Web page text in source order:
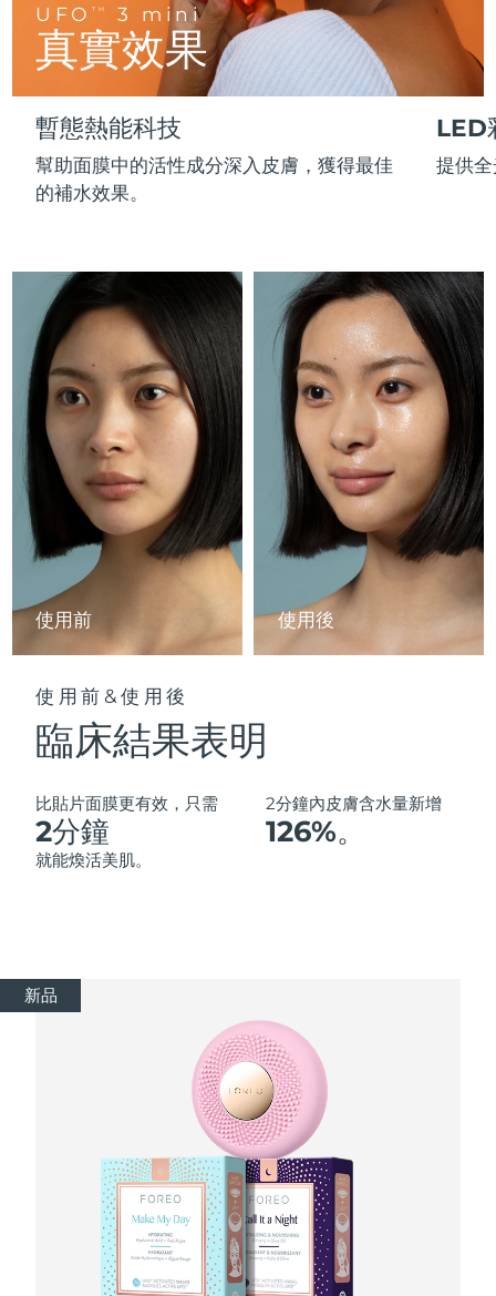
UFO TM 3 mini
真實效果
暫態熱能科技
幫助面膜中的活性成分深入皮膚，獲得最佳
的補水效果。
LED
提供
使用前 使用後
使用前&使用後
臨床結果表明
比貼片面膜更有效，只需
2分鐘
就能煥活美肌。
2分鐘內皮膚含水量新增
126%。
新品
LUNA™護膚
Premium cleansers & balm
LUNA™ 設備
All facial cleansing devices
面膜
Rejuvenation & hydration
UFO™ 設備
All deep facial hydration devices
issa™ Teeth Whitening Set
Dual LED + sonic device & 18% PAP gel
ISSA™ 設備
All silicone sonic toothbrushes
FAQ™ 103
Luxurious clinical anti-aging set
FAQ™ P1 Primer
Manuka honey primer
All FAQ™ skincare
FAQ™產品
All anti-aging treatments
FAQ™ 211
Anti-aging neck & décolleté LED mask
FAQ™ 221
Anti-aging LED hand mask
All FAQ™ skincare
FAQ™產品
All LED treatments
FAQ™ Scalp Serum
Scalp recovery probiotic serum
FAQ™護膚品
All FAQ™ skincare
FAQ™產品
All hair treatments
FAQ™ 502
Full-Spectrum Red Light Therapy
FAQ™ Red Light Serum
FAQ™ skincare
All FAQ™ skincare
FAQ™ products
All toning treatments
保健品
專業治療
PEACH™ 2 Pro Max
Professional IPL hair removal device
PEACH™ 2
IPL hair removal
PEACH™ 2 go
Travel-friendly IPL hair removal
PEACH™ Cooling Prep Gel
Cooling IPL hair removal gel
BEAR™ 2 body
Microcurrent body toning
LUNA™ 4 body
Massaging body brush
SUPERCHARGED™ serum
Firming body serum
痘肌護理
ESPADA™ 2 plus
Recurring acne LED therapy
ESPADA™ 2
Acne treatment device
ESPADA™ Blemish Solution
ESPADA™ 設備
眼部護理
BEAR™ 2 eyes & lips
Microcurrent line smoothing device
IRIS™ 2
Rejuvenating eye massager
眼部護膚
眼部護理設備
毛孔護理
KIWI™ derma
Diamond microdermabrasion .
KIWI™
Blackhead remover
Advanced pore care essentials
護發
LUNA™ 4 hair
2-in-1 LED scalp massager
FLIP™ play advanced
LED light hairbrush
LUNA™ Dual-Peptide Scalp
For healthy hair
牙齒美白
NEW
Dual LED + sonic device & 18% PAP gel
issa™ Teeth Whitening Gel
更多的
護膚品 男士
捷克 預計送達日期 8/10/26
丹麥 預計送達日期
愛沙尼亞 8/10/26
芬蘭 預計送達日期 8/10/26
法屬玻里尼西亞 預計送達日期 8/14/26
德國 預計送達日期 8/10/26
直布羅陀 預計送達日期8/14/26
希臘 預計送達日期 8/10/26
中國香港特別行政區 預計送達日期 8/11/26
匈牙利 預計送達日期 8/10/26
冰島 預計送達日期
愛爾蘭
曼島
以色列 預計送達日期8/14/26
義大利
哈薩克
預計送達日期
預計送達日期
預計送達日期
預計送達日期
預計送達日期